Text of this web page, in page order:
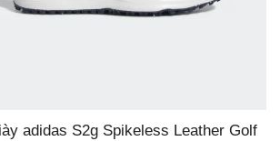
adidas S2g Spikeless Leather Golf